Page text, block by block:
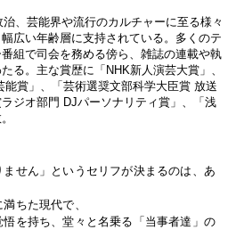
、芸能界や流行のカルチャーに至る様々
広い年齢層に支持されている。多くのテ
組で司会を務める傍ら、雑誌の連載や執
る。主な賞歴に「NHK新人演芸大賞」、
能賞」、「芸術選奨文部科学大臣賞 放送
ジオ部門 DJパーソナリティ賞」、「浅
ません」というセリフが決まるのは、あ
ちた現代で、
悟を持ち、堂々と名乗る「当事者達」の